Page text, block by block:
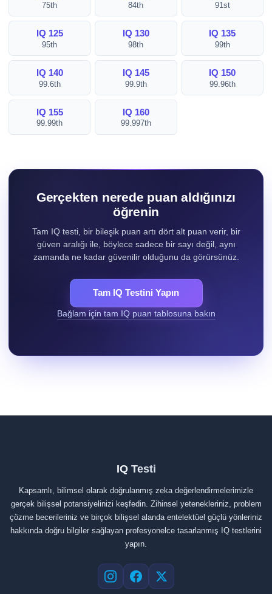
75th 84th 91st
IQ 125
95th
IQ 130
98th
IQ 135
99th
IQ 140
99.6th
IQ 145
99.9th
IQ 150
99.96th
IQ 155
99.99th
IQ 160
99.997th
Gerçekten nerede puan aldığınızı
öğrenin
Tam IQ testi, bir bileşik puan artı dört alt puan verir, bir
güven aralığı ile, böylece sadece bir sayı değil, aynı
zamanda ne kadar güvenilir olduğunu da görürsünüz.
Tam IQ Testini Yapın
Bağlam için tam IQ puan tablosuna bakın
IQ Testi
Kapsamlı, bilimsel olarak doğrulanmış zeka değerlendirmelerimizle
gerçek bilişsel potansiyelinizi keşfedin. Zihinsel yetenekleriniz, problem
çözme becerileriniz ve birçok bilişsel alanda entelektüel güçlü yönleriniz
hakkında doğru bilgiler sağlayan profesyonelce tasarlanmış IQ testlerini
yapın.
Instagram
Facebook
X